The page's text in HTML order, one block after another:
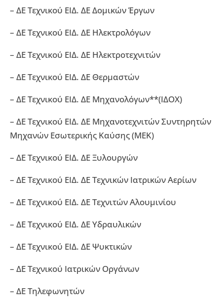
– ΔΕ Τεχνικού ΕΙΔ. ΔΕ Δομικών Έργων
– ΔΕ Τεχνικού ΕΙΔ. ΔΕ Ηλεκτρολόγων
– ΔΕ Τεχνικού ΕΙΔ. ΔΕ Ηλεκτροτεχνιτών
– ΔΕ Τεχνικού ΕΙΔ. ΔΕ Θερμαστών
– ΔΕ Τεχνικού ΕΙΔ. ΔΕ Μηχανολόγων**(ΙΔΟΧ)
– ΔΕ Τεχνικού ΕΙΔ. ΔΕ Μηχανοτεχνιτών Συντηρητών
Μηχανών Εσωτερικής Καύσης (ΜΕΚ)
– ΔΕ Τεχνικού ΕΙΔ. ΔΕ Ξυλουργών
– ΔΕ Τεχνικού ΕΙΔ. ΔΕ Τεχνικών Ιατρικών Αερίων
– ΔΕ Τεχνικού ΕΙΔ. ΔΕ Τεχνιτών Αλουμινίου
– ΔΕ Τεχνικού ΕΙΔ. ΔΕ Υδραυλικών
– ΔΕ Τεχνικού ΕΙΔ. ΔΕ Ψυκτικών
– ΔΕ Τεχνικού Ιατρικών Οργάνων
– ΔΕ Τηλεφωνητών